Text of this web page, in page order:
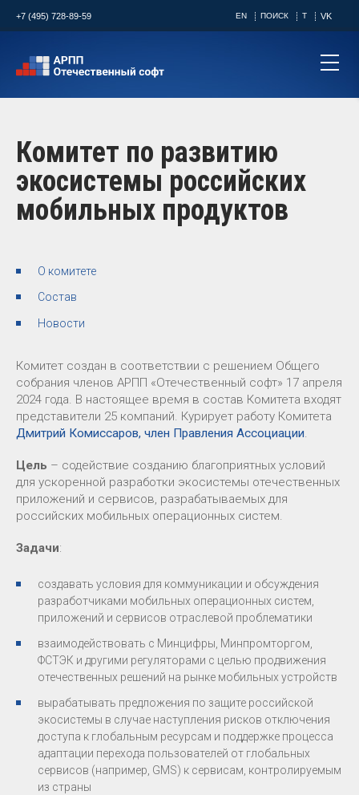
+7 (495) 728-89-59 EN ПОИСК T VK
Комитет по развитию
экосистемы российских
мобильных продуктов
О комитете
Состав
Новости
Комитет создан в соответствии с решением Общего
собрания членов АРПП «Отечественный софт» 17 апреля
2024 года. В настоящее время в состав Комитета входят
представители 25 компаний. Курирует работу Комитета
Дмитрий Комиссаров, член Правления Ассоциации.
Цель – содействие созданию благоприятных условий
для ускоренной разработки экосистемы отечественных
приложений и сервисов, разрабатываемых для
российских мобильных операционных систем.
Задачи:
создавать условия для коммуникации и обсуждения
разработчиками мобильных операционных систем,
приложений и сервисов отраслевой проблематики
взаимодействовать с Минцифры, Минпромторгом,
ФСТЭК и другими регуляторами с целью продвижения
отечественных решений на рынке мобильных устройств
вырабатывать предложения по защите российской
экосистемы в случае наступления рисков отключения
доступа к глобальным ресурсам и поддержке процесса
адаптации перехода пользователей от глобальных
сервисов (например, GMS) к сервисам, контролируемым
из страны